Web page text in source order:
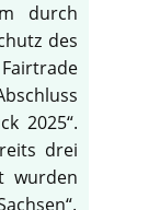
durch
des
2025“.
drei
wurden